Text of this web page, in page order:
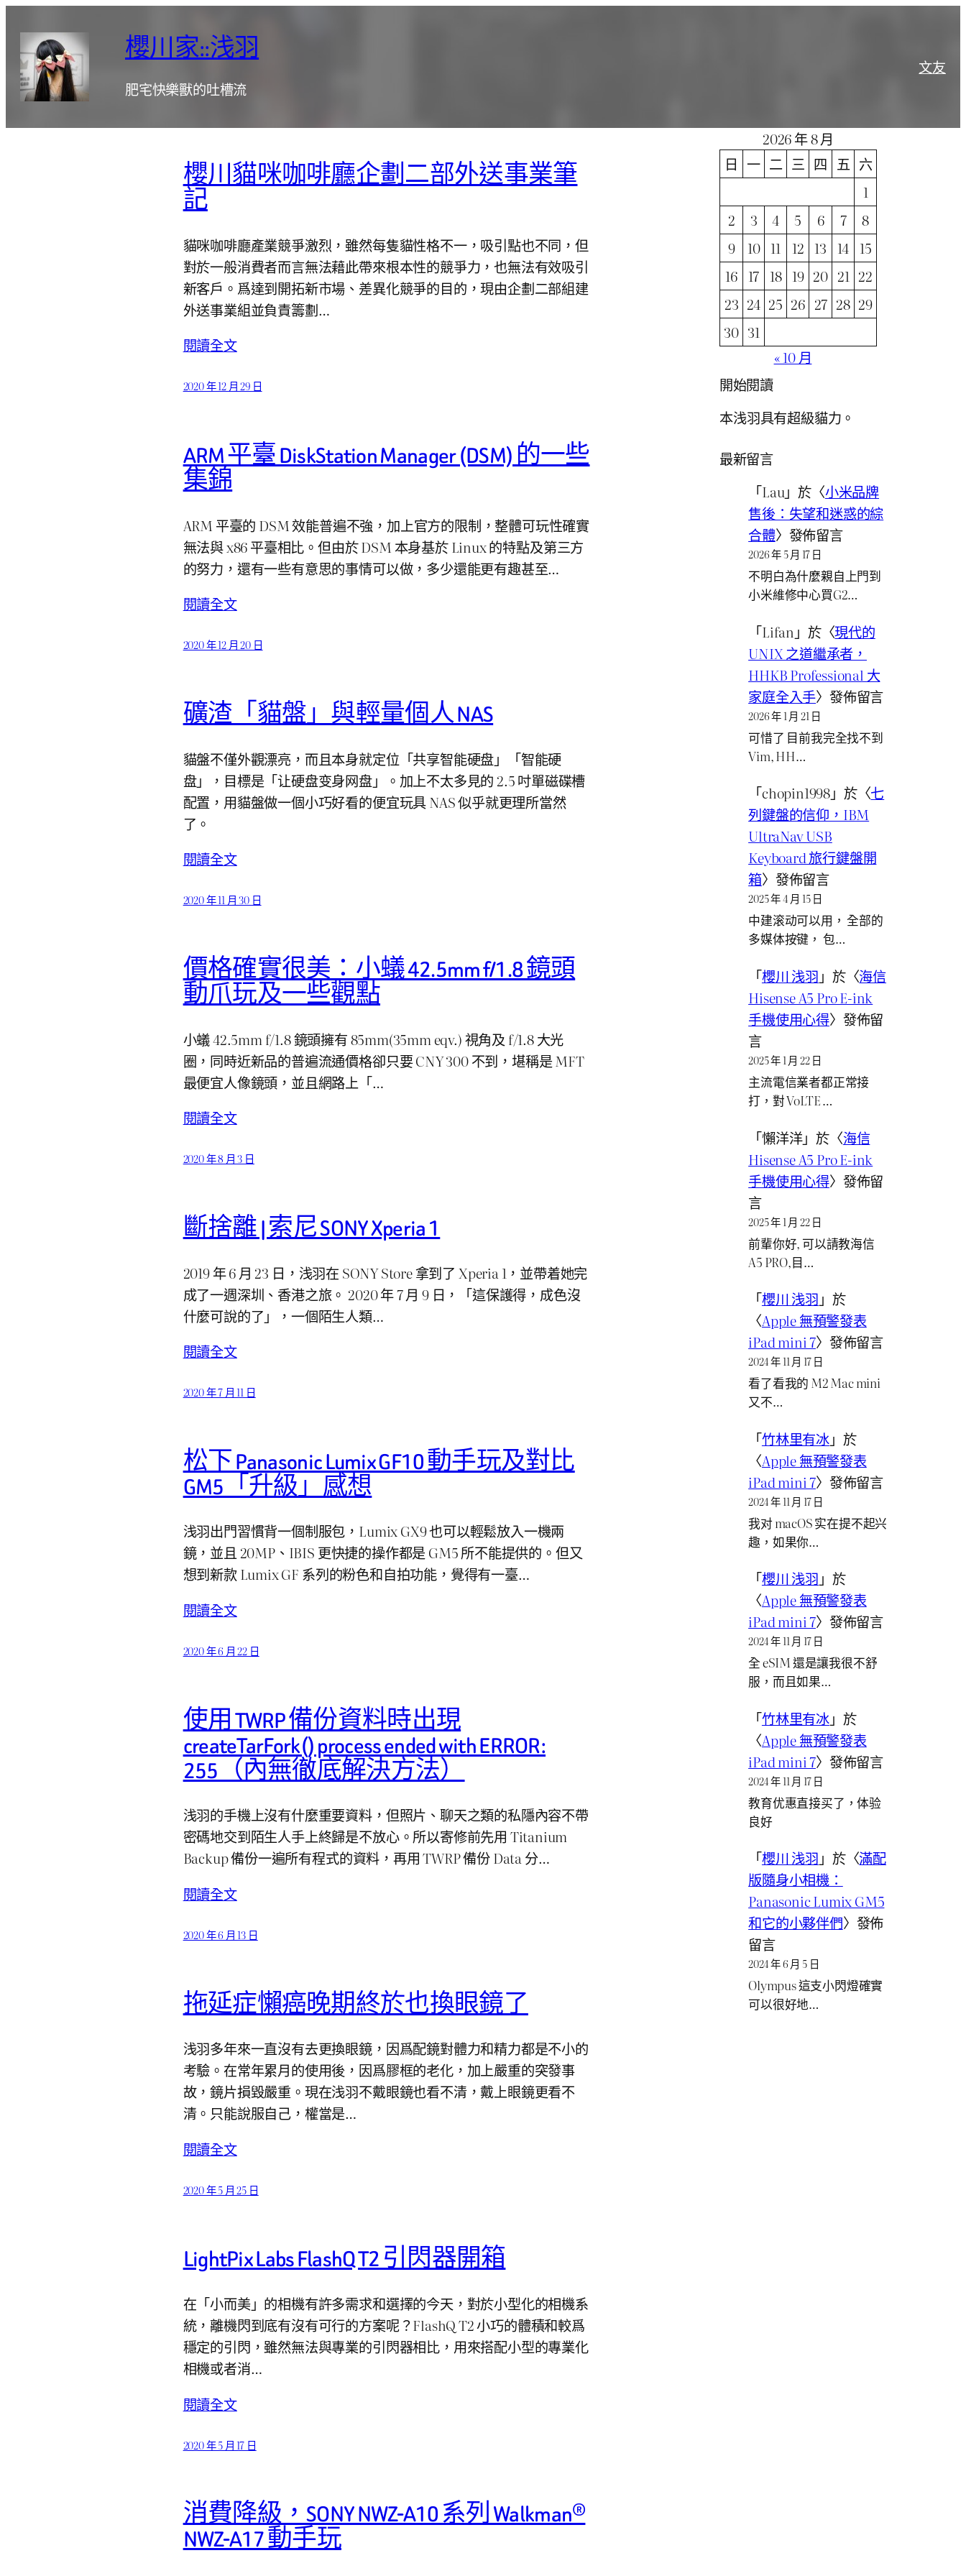
容
櫻川家::浅羽
肥宅快樂獸的吐槽流
文友
櫻川貓咪咖啡廳企劃二部外送事業筆
記
貓咪咖啡廳產業競爭激烈，雖然每隻貓性格不一，吸引點也不同，但
對於一般消費者而言無法藉此帶來根本性的競爭力，也無法有效吸引
新客戶。爲達到開拓新市場、差異化競爭的目的，現由企劃二部組建
外送事業組並負責籌劃…
閱讀全文
2020 年 12 月 29 日
ARM 平臺 DiskStation Manager (DSM) 的一些
集錦
ARM 平臺的 DSM 效能普遍不強，加上官方的限制，整體可玩性確實
無法與 x86 平臺相比。但由於 DSM 本身基於 Linux 的特點及第三方
的努力，還有一些有意思的事情可以做，多少還能更有趣甚至…
閱讀全文
2020 年 12 月 20 日
礦渣「貓盤」與輕量個人 NAS
貓盤不僅外觀漂亮，而且本身就定位「共享智能硬盘」「智能硬
盘」，目標是「让硬盘变身网盘」。加上不太多見的 2.5 吋單磁碟槽
配置，用貓盤做一個小巧好看的便宜玩具 NAS 似乎就更理所當然
了。
閱讀全文
2020 年 11 月 30 日
價格確實很美：小蟻 42.5mm f/1.8 鏡頭
動爪玩及一些觀點
小蟻 42.5mm f/1.8 鏡頭擁有 85mm(35mm eqv.) 視角及 f/1.8 大光
圈，同時近新品的普遍流通價格卻只要 CNY 300 不到，堪稱是 MFT
最便宜人像鏡頭，並且網路上「…
閱讀全文
2020 年 8 月 3 日
斷捨離 | 索尼 SONY Xperia 1
2019 年 6 月 23 日，浅羽在 SONY Store 拿到了 Xperia 1，並帶着她完
成了一週深圳、香港之旅。 2020 年 7 月 9 日，「這保護得，成色沒
什麼可說的了」，一個陌生人類…
閱讀全文
2020 年 7 月 11 日
松下 Panasonic Lumix GF10 動手玩及對比
GM5「升級」感想
浅羽出門習慣背一個制服包，Lumix GX9 也可以輕鬆放入一機兩
鏡，並且 20MP、IBIS 更快捷的操作都是 GM5 所不能提供的。但又
想到新款 Lumix GF 系列的粉色和自拍功能，覺得有一臺…
閱讀全文
2020 年 6 月 22 日
使用 TWRP 備份資料時出現
createTarFork() process ended with ERROR:
255（內無徹底解決方法）
浅羽的手機上沒有什麼重要資料，但照片、聊天之類的私隱內容不帶
密碼地交到陌生人手上終歸是不放心。所以寄修前先用 Titanium
Backup 備份一遍所有程式的資料，再用 TWRP 備份 Data 分…
閱讀全文
2020 年 6 月 13 日
拖延症懶癌晚期終於也換眼鏡了
浅羽多年來一直沒有去更換眼鏡，因爲配鏡對體力和精力都是不小的
考驗。在常年累月的使用後，因爲膠框的老化，加上嚴重的突發事
故，鏡片損毀嚴重。現在浅羽不戴眼鏡也看不清，戴上眼鏡更看不
清。只能說服自己，權當是…
閱讀全文
2020 年 5 月 25 日
LightPix Labs FlashQ T2 引閃器開箱
在「小而美」的相機有許多需求和選擇的今天，對於小型化的相機系
統，離機閃到底有沒有可行的方案呢？FlashQ T2 小巧的體積和較爲
穩定的引閃，雖然無法與專業的引閃器相比，用來搭配小型的專業化
相機或者消…
閱讀全文
2020 年 5 月 17 日
消費降級，SONY NWZ-A10 系列 Walkman®
NWZ-A17 動手玩
2026 年 8 月
日 一 二 三 四 五 六
1
2
3 4 5 6 7
8
9
10 11 12 13 14 15
16 17 18 19 20 21 22
23 24 25 26 27 28 29
30 31
« 10 月
開始閱讀
本浅羽具有超級貓力。
最新留言
「Lau」於〈小米品牌
售後：失望和迷惑的綜
合體〉發佈留言
2026 年 5 月 17 日
不明白為什麼親自上門到
小米維修中心買G2…
「Lifan 」於〈現代的
UNIX 之道繼承者，
HHKB Professional 大
家庭全入手〉發佈留言
2026 年 1 月 21 日
可惜了 目前我完全找不到
Vim, HH…
「chopin1998」於〈七
列鍵盤的信仰，IBM
UltraNav USB
Keyboard 旅行鍵盤開
箱〉發佈留言
2025 年 4 月 15 日
中建滚动可以用， 全部的
多媒体按键， 包…
「櫻川 浅羽 」於〈海信
Hisense A5 Pro E-ink
手機使用心得〉發佈留
言
2025 年 1 月 22 日
主流電信業者都正常接
打，對 VoLTE …
「懶洋洋」於〈海信
Hisense A5 Pro E-ink
手機使用心得〉發佈留
言
2025 年 1 月 22 日
前輩你好, 可以請教海信
A5 PRO,目…
「櫻川 浅羽 」於
〈Apple 無預警發表
iPad mini 7〉發佈留言
2024 年 11 月 17 日
看了看我的 M2 Mac mini
又不…
「竹林里有冰」於
〈Apple 無預警發表
iPad mini 7〉發佈留言
2024 年 11 月 17 日
我对 macOS 实在提不起兴
趣，如果你…
「櫻川 浅羽 」於
〈Apple 無預警發表
iPad mini 7〉發佈留言
2024 年 11 月 17 日
全 eSIM 還是讓我很不舒
服，而且如果…
「竹林里有冰」於
〈Apple 無預警發表
iPad mini 7〉發佈留言
2024 年 11 月 17 日
教育优惠直接买了，体验
良好
「櫻川 浅羽 」於〈滿配
版隨身小相機：
Panasonic Lumix GM5
和它的小夥伴們〉發佈
留言
2024 年 6 月 5 日
Olympus 這支小閃燈確實
可以很好地…